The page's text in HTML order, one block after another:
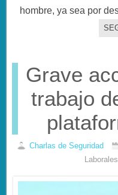
hombre, ya sea por
Grave
trabajo
Charlas de Seguridad
Laborales